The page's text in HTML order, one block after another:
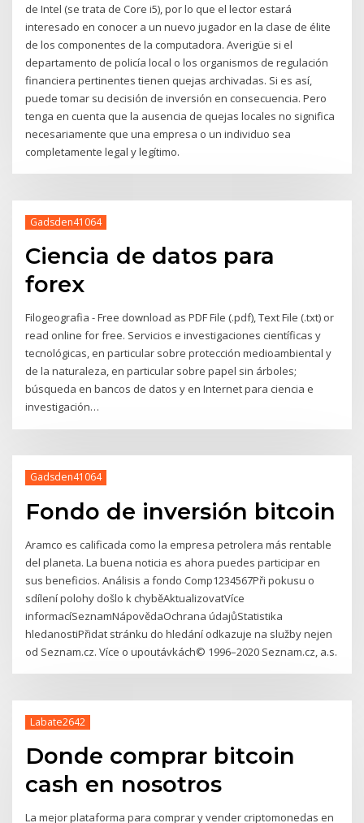
de Intel (se trata de Core i5), por lo que el lector estará
interesado en conocer a un nuevo jugador en la clase de élite
de los componentes de la computadora. Averigüe si el
departamento de policía local o los organismos de regulación
financiera pertinentes tienen quejas archivadas. Si es así,
puede tomar su decisión de inversión en consecuencia. Pero
tenga en cuenta que la ausencia de quejas locales no significa
necesariamente que una empresa o un individuo sea
completamente legal y legítimo.
Gadsden41064
Ciencia de datos para
forex
Filogeografia - Free download as PDF File (.pdf), Text File (.txt) or
read online for free. Servicios e investigaciones científicas y
tecnológicas, en particular sobre protección medioambiental y
de la naturaleza, en particular sobre papel sin árboles;
búsqueda en bancos de datos y en Internet para ciencia e
investigación…
Gadsden41064
Fondo de inversión bitcoin
Aramco es calificada como la empresa petrolera más rentable
del planeta. La buena noticia es ahora puedes participar en
sus beneficios. Análisis a fondo Comp1234567Při pokusu o
sdílení polohy došlo k chyběAktualizovatVíce
informacíSeznamNápovědaOchrana údajůStatistika
hledanostiPřidat stránku do hledání odkazuje na služby nejen
od Seznam.cz. Více o upoutávkách© 1996–2020 Seznam.cz, a.s.
Labate2642
Donde comprar bitcoin
cash en nosotros
La mejor plataforma para comprar y vender criptomonedas en